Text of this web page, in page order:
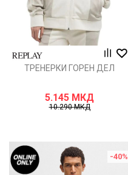
ТРЕНЕРКИ ГОРЕН ДЕЛ
5.145 МКД
10.290МКД
-40%